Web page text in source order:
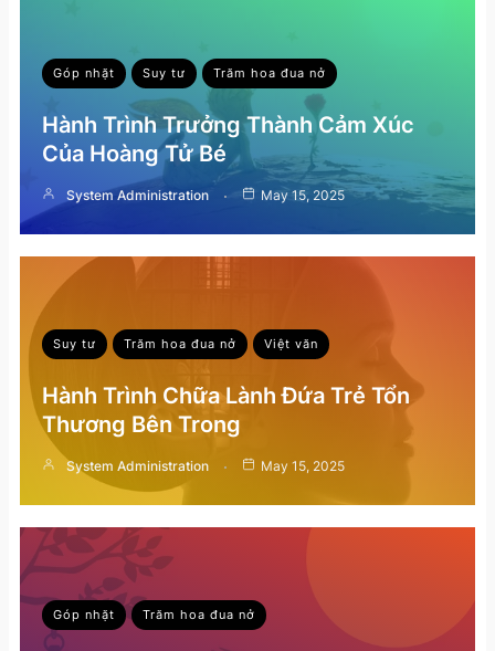
Góp nhặt Suy tư Trăm hoa đua nở
Hành Trình Trưởng Thành Cảm Xúc
Của Hoàng Tử Bé
System Administration May 15, 2025
Suy tư Trăm hoa đua nở Việt văn
Hành Trình Chữa Lành Đứa Trẻ Tổn
Thương Bên Trong
System Administration May 15, 2025
Góp nhặt Trăm hoa đua nở